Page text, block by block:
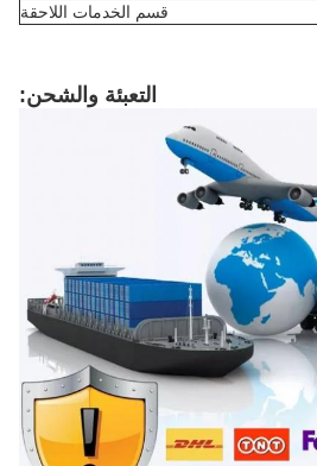
قسم الخدمات اللاحقة
التعبئة والشحن: